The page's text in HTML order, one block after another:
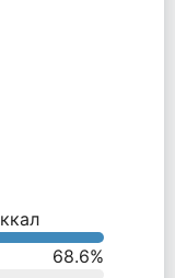
ккал
68.6%